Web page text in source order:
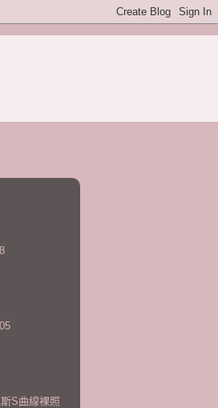
S曲線裸照